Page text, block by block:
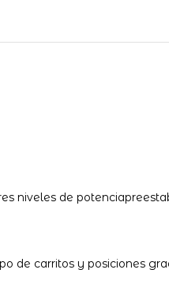
niveles de
de carritos y posiciones